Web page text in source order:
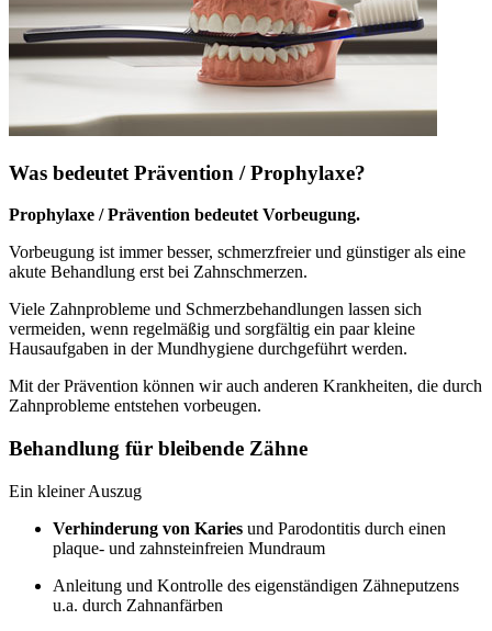
Was bedeutet Prävention / Prophylaxe?
Prophylaxe / Prävention bedeutet Vorbeugung.
Vorbeugung ist immer besser, schmerzfreier und günstiger als eine
akute Behandlung erst bei Zahnschmerzen.
Viele Zahnprobleme und Schmerzbehandlungen lassen sich
vermeiden, wenn regelmäßig und sorgfältig ein paar kleine
Hausaufgaben in der Mundhygiene durchgeführt werden.
Mit der Prävention können wir auch anderen Krankheiten, die durch
Zahnprobleme entstehen vorbeugen.
Behandlung für bleibende Zähne
Ein kleiner Auszug
Verhinderung von Karies und Parodontitis durch einen
plaque- und zahnsteinfreien Mundraum
Anleitung und Kontrolle des eigenständigen Zähneputzens
u.a. durch Zahnanfärben